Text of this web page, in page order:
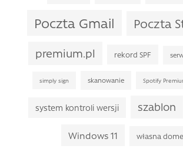
Poczta Gmail Poczta
premium.pl rekord SPF
simply sign skanowanie Spotify
system kontroli wersji szablon
Windows 11 własna